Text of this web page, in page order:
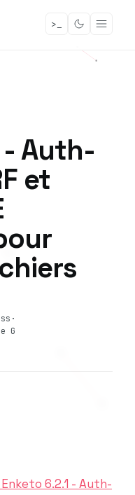
>_
- Auth-
et
·
G
6.2.1 - Auth-